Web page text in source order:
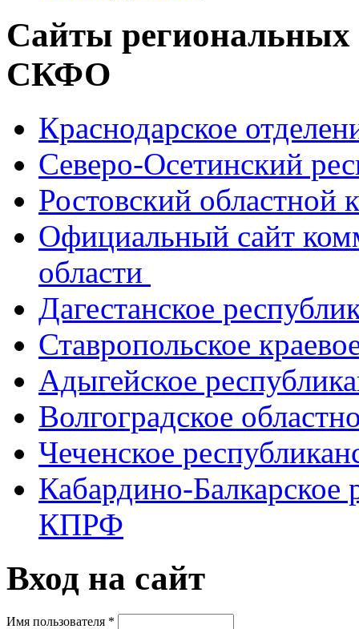
Сайты
СКФО
Краснодарское
Северо-Осетинский
Ростовский
Официальный сайт
области
Дагестанское
Ставропольское
Адыгейское
Волгоградское
Чеченское
Кабардино-Балкарское
КПРФ
Вход на сайт
Имя пользователя *